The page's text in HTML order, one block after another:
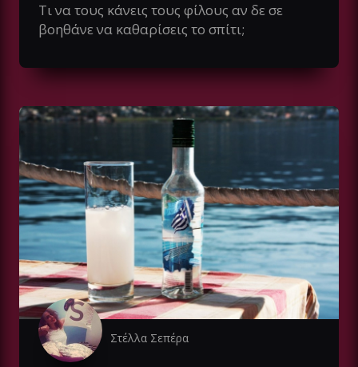
Τι να τους κάνεις τους φίλους αν δε σε
βοηθάνε να καθαρίσεις το σπίτι;
Στέλλα Σεπέρα